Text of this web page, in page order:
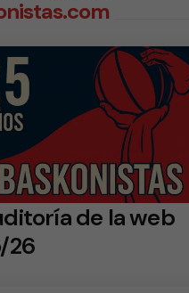
de la web
26